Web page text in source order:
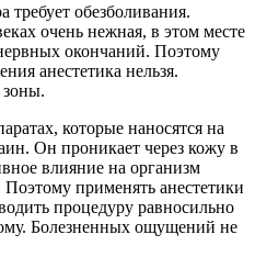
требует обезболивания.
очень нежная, в этом месте
окончаний. Поэтому
анестетика нельзя.
которые наносятся на
Он проникает через кожу в
влияние на организм
применять анестетики
процедуру равносильно
Болезненных ощущений не